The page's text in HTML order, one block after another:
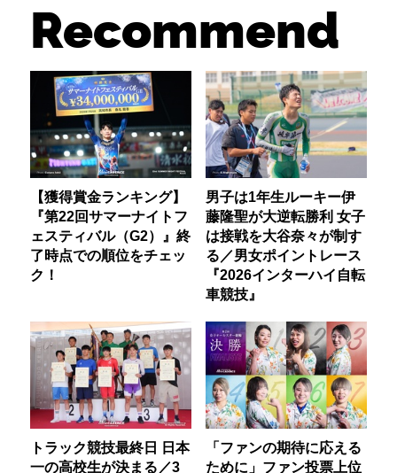
Recommend
【獲得賞金ランキング】
『第22回サマーナイトフ
ェスティバル（G2）』終
了時点での順位をチェッ
ク！
男子は1年生ルーキー伊
藤隆聖が大逆転勝利 女子
は接戦を大谷奈々が制す
る／男女ポイントレース
『2026インターハイ自転
車競技』
トラック競技最終日 日本
一の高校生が決まる／3
「ファンの期待に応える
ために」ファン投票上位